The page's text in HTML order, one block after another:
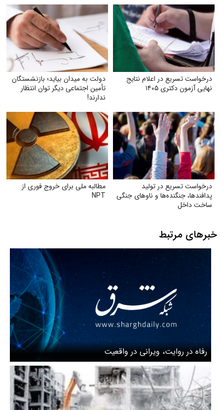
درخواست تسریع در اعلام نتایج
نهایی آزمون دکتری ۱۴۰۵
دولت به میدان بیاید؛ بازنشستگان
تأمین اجتماعی دیگر توان انتظار
ندارند!
درخواست تسریع در تولید
پدافندها، جنگنده‌ها و ناوهای جنگی
ساخت داخل
مطالبه ملی برای خروج فوری از
NPT
خبرهای مرتبط
رفاه در روایت، ویرانی در واقعیت